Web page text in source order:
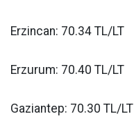
Erzincan: 70.34 TL/LT
Erzurum: 70.40 TL/LT
Gaziantep: 70.30 TL/LT